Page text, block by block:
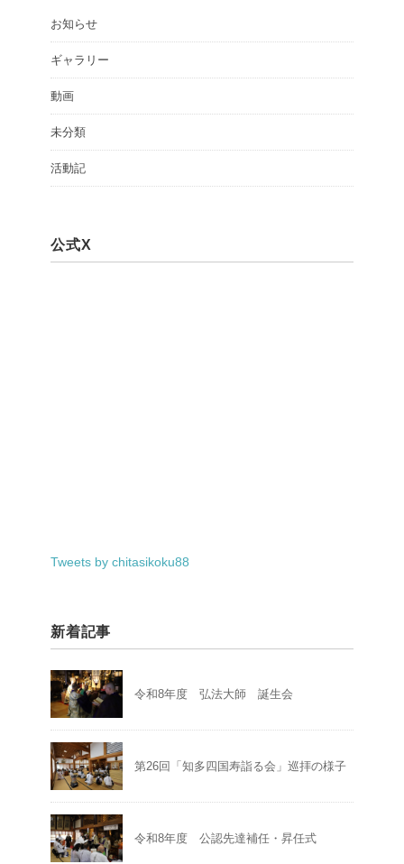
お知らせ
ギャラリー
動画
未分類
活動記
公式X
Tweets by chitasikoku88
新着記事
令和8年度 弘法大師 誕生会
第26回「知多四国寿詣る会」巡拝の様子
令和8年度 公認先達補任・昇任式